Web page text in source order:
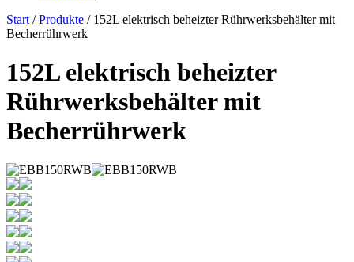
Start /Produkte / 152L elektrisch beheizter Rührwerksbehälter mit
Becherrührwerk
152L elektrisch beheizter
Rührwerksbehälter mit
Becherrührwerk